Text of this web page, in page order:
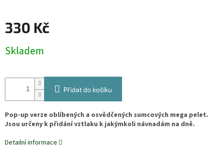
330 Kč
cena:
Skladem
Přidat do košíku
Pop-up verze oblíbených a osvědčených sumcových mega pelet.
Jsou určeny k přidání vztlaku k jakýmkoli návnadám na dně.
Detailní informace